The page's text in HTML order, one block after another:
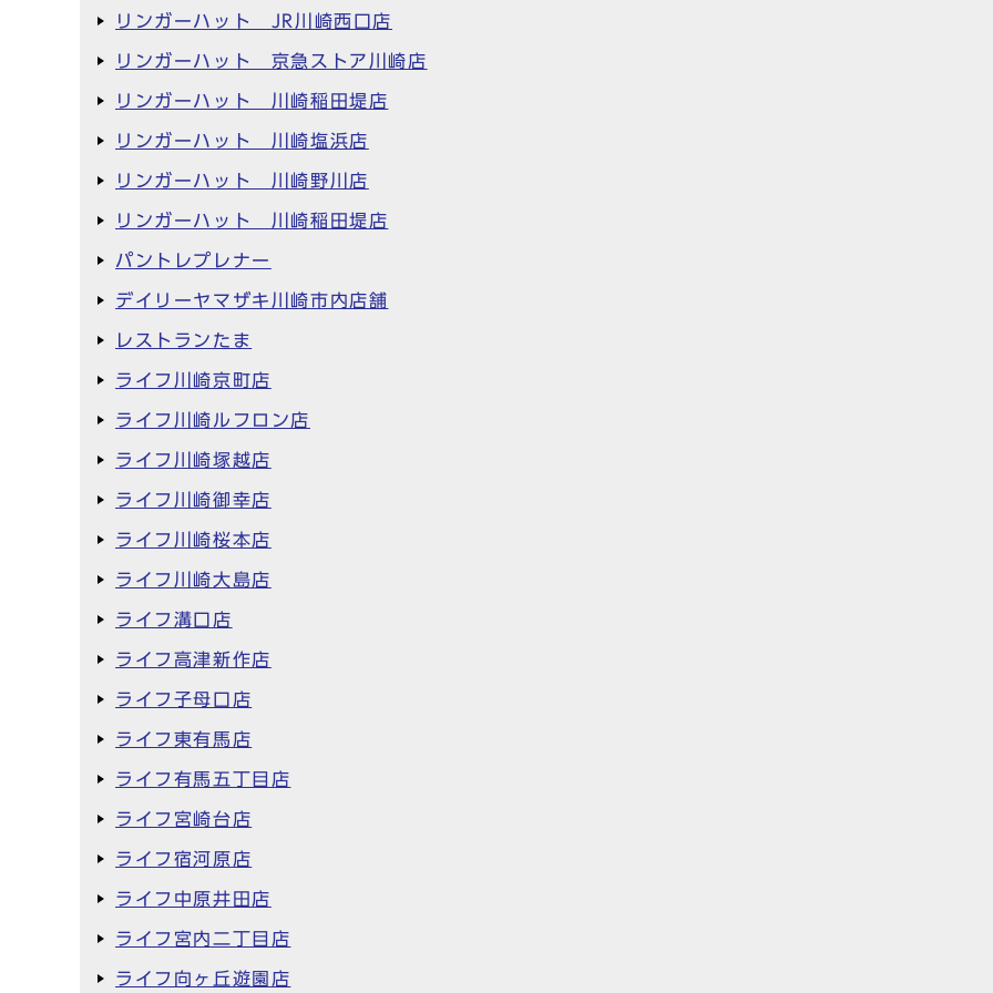
リンガーハット JR川崎西口店
リンガーハット 京急ストア川崎店
リンガーハット 川崎稲田堤店
リンガーハット 川崎塩浜店
リンガーハット 川崎野川店
リンガーハット 川崎稲田堤店
パントレプレナー
デイリーヤマザキ川崎市内店舗
レストランたま
ライフ川崎京町店
ライフ川崎ルフロン店
ライフ川崎塚越店
ライフ川崎御幸店
ライフ川崎桜本店
ライフ川崎大島店
ライフ溝口店
ライフ高津新作店
ライフ子母口店
ライフ東有馬店
ライフ有馬五丁目店
ライフ宮崎台店
ライフ宿河原店
ライフ中原井田店
ライフ宮内二丁目店
ライフ向ヶ丘遊園店